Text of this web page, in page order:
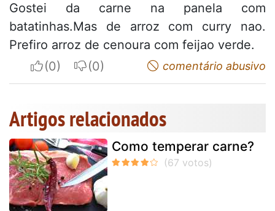
Gostei da carne na panela com
batatinhas.Mas de arroz com curry nao.
Prefiro arroz de cenoura com feijao verde.
I apreciateI do not appreciatecomentário abusivo
Artigos relacionados
Como temperar carne?